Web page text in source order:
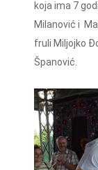
koja ima 7
Milanović i
fruli Miljojko
Španović.